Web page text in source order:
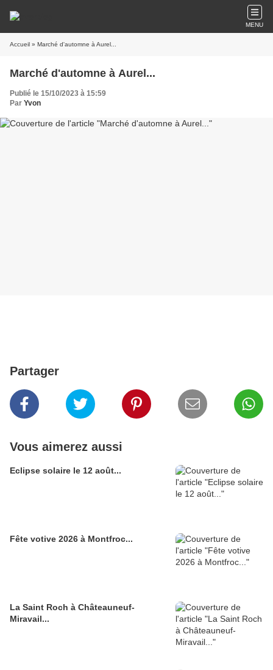
MENU
Accueil » Marché d'automne à Aurel...
Marché d'automne à Aurel...
Publié le 15/10/2023 à 15:59
Par Yvon
Partager
Vous aimerez aussi
Eclipse solaire le 12 août...
Fête votive 2026 à Montfroc...
La Saint Roch à Châteauneuf-
Miravail...